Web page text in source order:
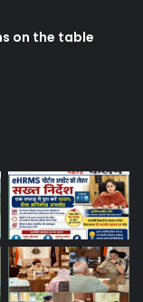
on the table